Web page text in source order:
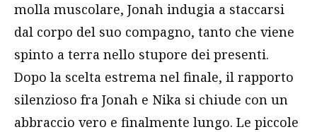
molla muscolare, Jonah indugia a staccarsi
dal corpo del suo compagno, tanto che viene
spinto a terra nello stupore dei presenti.
Dopo la scelta estrema nel finale, il rapporto
silenzioso fra Jonah e Nika si chiude con un
abbraccio vero e finalmente lungo. Le piccole